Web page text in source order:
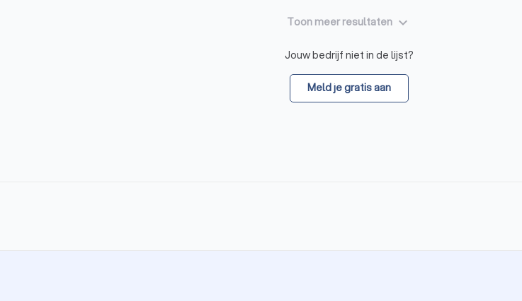
Toon meer resultaten keyboard_arrow_down
Jouw bedrijf niet in de lijst?
Meld je gratis aan